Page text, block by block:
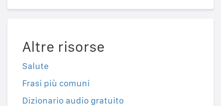
Altre risorse
Salute
Frasi più comuni
Dizionario audio gratuito